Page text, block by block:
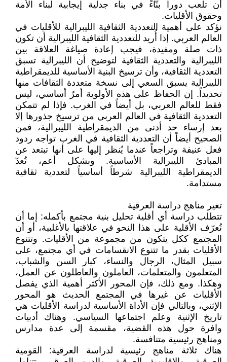
أن تلعب دوراً بنّاءً في بناء جدلية إيجابية لبناء الأمة
وحقوق الأقليات.
نؤكد على أهمية التعددية الثقافية الليبرالية للأقليات في
العالم العربي. إذا أُريد للتعددية الثقافية الليبرالية أن تكون
ذات صلة ومفيدة، فيجب إعادة صياغة العلاقة بين
الليبرالية والتعددية الثقافية لتوضيح أن الليبرالية تسبق
التعددية الثقافية، وأن ترسيخ البنية الأساسية للديمقراطية
الليبرالية يسبق السعي إلى نسخة متعددة الثقافات منها
تحديداً. إن الحفاظ على هذه الأولوية أمرٌ أساسي، ليس
فقط للعالم العربي، بل أيضاً في الغرب. فإذا لم تتمكن
التعددية الثقافية في العالم العربي من ترسيخ جذورها إلا
بعد إرساء حد أدنى من الديمقراطية الليبرالية، فمن
الصحيح أيضاً أن التعددية الثقافية في الغرب تواجه ردود
فعل عنيفة وتراجعاً عندما يُنظر إليها على أنها تبتعد عن
المبادئ الليبرالية الأساسية. وبشكل أعم، تُعدّ
الديمقراطية الليبرالية شرطاً أساسياً لتعددية ثقافية
مستدامة.
تغير مناهج دراسة العرقية
تتطلب دراسة أي أقلية تحليل بنية مجتمع بأكمله: إما أن
تُعرّف الأقلية على هذا النحو في علاقتها بالأغلبية، أو أن
المجتمع ككل يتكون من مجموعة من الأقليات. وتتنوع
الأقليات بقدر ما تتنوع الانقسامات في أي مجتمع، على
سبيل المثال، الرجال والنساء، كبار السن والشباب،
المتعلمون والمتعلمات، العاملون والعاطلون عن العمل،
وهكذا. ومع ذلك، فإن المحور الأكثر أهمية الذي يفصل
الأقليات عن غيرها في المجتمع الحديث هو المحور
الإثني، وبالتالي فإن الأداة الأساسية لدراسة الأقليات هي
تاريخ الإثنية وعلم اجتماعها السياسي. وهناك أدبيات
وافرة حول هذه القضية، مقسمة إلى عدة مدارس
ومناهج رئيسية متنافسة.
هناك ثلاثة مناهج رئيسية لدراسة العرقية: القومية